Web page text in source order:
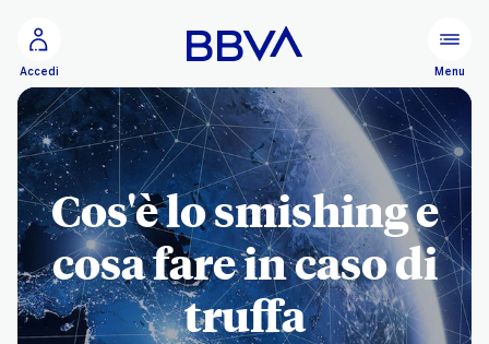
Configurare
Accedi Menu
Cos'è lo smishing e
cosa fare in caso di
truffa